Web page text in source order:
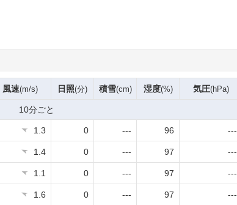
風速(m/s) 日照(分) 積雪(cm) 湿度(%) 気圧(hPa)
10分ごと
1.3 0 --- 96 ---
1.4 0 --- 97 ---
1.1 0 --- 97 ---
1.6 0 --- 97 ---